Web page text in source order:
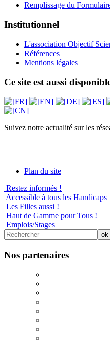
Remplissage du
Institutionnel
L'association Objectif
Références
Mentions légales
Ce site est aussi
Suivez notre actualité sur les
Plan du site
Restez informés !
Accessible à tous les Handicaps
Les Filles aussi !
Haut de Gamme pour Tous !
Emplois/Stages
Nos partenaires